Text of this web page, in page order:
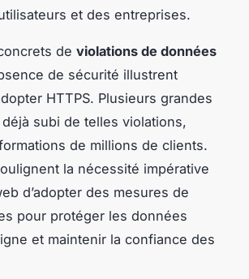
et des entreprises.
de violations de données
de sécurité illustrent
HTTPS. Plusieurs grandes
subi de telles violations,
de millions de clients.
la nécessité impérative
d’adopter des mesures de
pour protéger les données
et maintenir la confiance des